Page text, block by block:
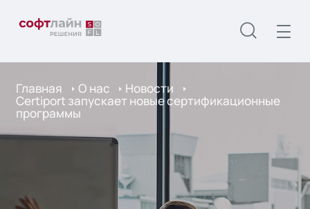
Главная О нас Новости
Certiport запускает новые сертификационные
программы